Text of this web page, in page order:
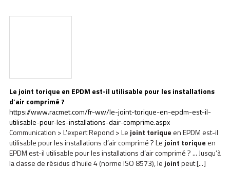
Le joint torique en EPDM est-il utilisable pour les installations
d’air comprimé ?
https://www.racmet.com/fr-ww/le-joint-torique-en-epdm-est-il-
utilisable-pour-les-installations-dair-comprime.aspx
Communication > L'expert Repond > Le joint torique en EPDM est-il
utilisable pour les installations d’air comprimé ? Le joint torique en
EPDM est-il utilisable pour les installations d’air comprimé ? ... Jusqu’à
la classe de résidus d’huile 4 (norme ISO 8573), le jointpeut [...]